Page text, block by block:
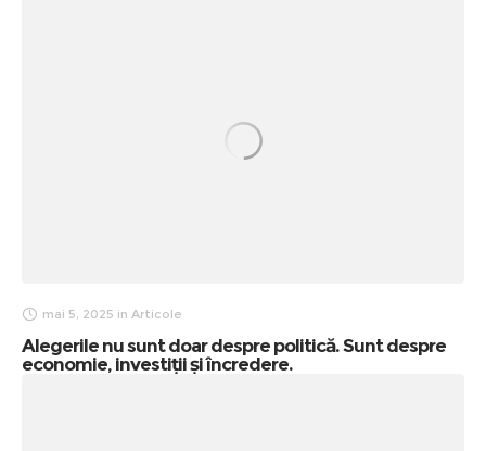
mai 5, 2025 in Articole
Alegerile nu sunt doar despre politică. Sunt despre
economie, investiții și încredere.